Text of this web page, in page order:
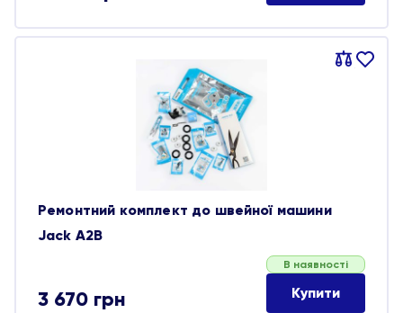
Порівняти
В
Ремонтний комплект до швейної машини
Jack A2B
3 670 грн
В наявності
Купити